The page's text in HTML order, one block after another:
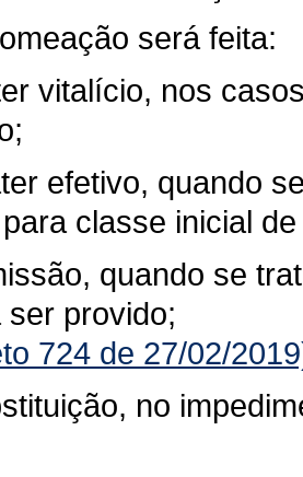
será feita:
vitalício, nos
efetivo, quando
classe inicial
quando se
provido;
724 de 27/02/
no